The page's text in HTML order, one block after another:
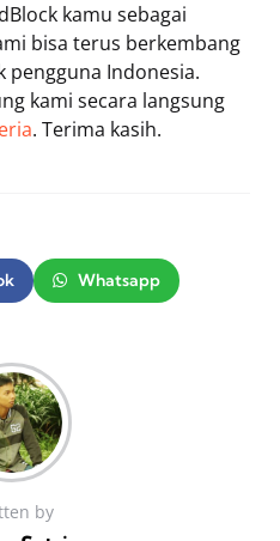
kamu sebagai
bisa terus berkembang
Indonesia.
kami secara langsung
. Terima kasih.
Whatsapp
by